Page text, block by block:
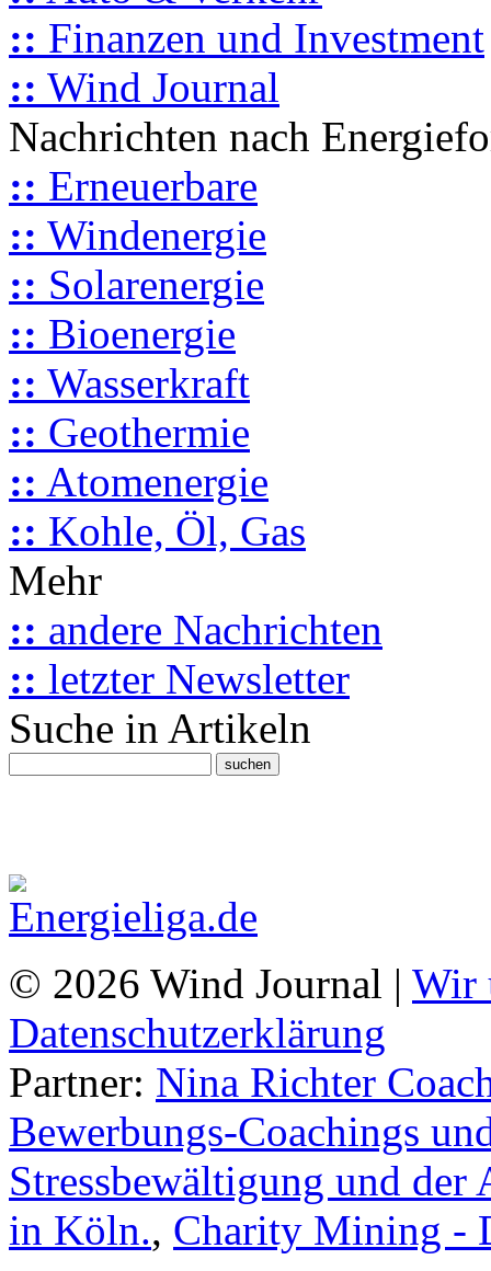
:: Finanzen und Investment
:: Wind Journal
Nachrichten nach
:: Erneuerbare
:: Windenergie
:: Solarenergie
:: Bioenergie
:: Wasserkraft
:: Geothermie
:: Atomenergie
:: Kohle, Öl, Gas
Mehr
:: andere Nachrichten
:: letzter Newsletter
Suche in Artikeln
© 2026 Wind Journal | Wir
Datenschutzerklärung
Partner: Nina Richter
Bewerbungs-Coachings
Stressbewältigung und
in Köln., Charity Mining -